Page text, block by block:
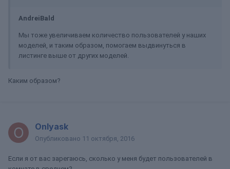
AndreiBald
Мы тоже увеличиваем количество пользователей у наших
моделей, и таким образом, помогаем выдвинуться в
листинге выше от других моделей.
Каким образом?
Onlyask
Опубликовано 11 октября, 2016
Если я от вас зарегаюсь, сколько у меня будет пользователей в